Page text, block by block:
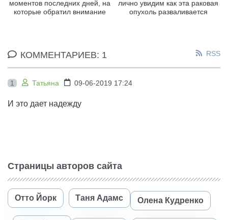
моментов последних дней, на
которые обратил внимание
лично увидим как эта раковая
опухоль разваливается
КОММЕНТАРИЕВ: 1 RSS
1 Татьяна 09-06-2019 17:24
И это дает надежду
Страницы авторов сайта
Отто Йорк Таня Адамс Олена Кудренко